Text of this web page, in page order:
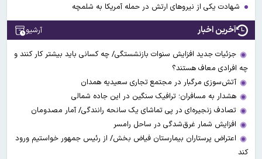
شهادت یکی از نیروهای ارتش در حمله آمریکا به شلمچه
آخرین اخبار آرشیو
جزئیات جدید افزایش سنوات بازنشستگی/ چه کسانی باید بیشتر کار کنند و
چه افرادی معاف هستند؟
آتش‌سوزی مرگبار در مجتمع تجاری سعیدیه همدان
هشدار به مسافران؛ ترافیک سنگین در این جاده شمالی
تصادف زنجیره‌ای در پی تماشای یک سانحه رانندگی/ آمار مصدومان
افزایش شمار غرق‌شدگی در ساحل رامسر
اعتراض پرستاران بیمارستان فیاض بخش/ از رئیس جمهور خواستیم ورود
کند